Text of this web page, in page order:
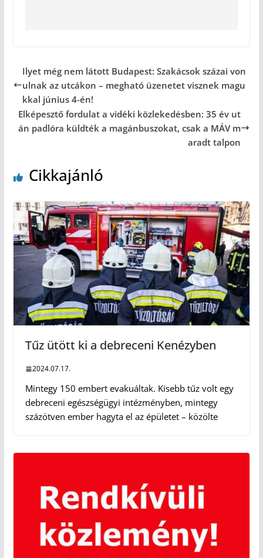
Ilyet még nem látott Budapest: Szakácsok százai von
ulnak az utcákon – megható üzenetet visznek magu
kkal június 4-én!
Elképesztő fordulat a vidéki közlekedésben: 35 év ut
án padlóra küldték a magánbuszokat, csak a MÁV m
aradt talpon
Cikkajánló
Tűz ütött ki a debreceni Kenézyben
2024.07.17.
Mintegy 150 embert evakuáltak. Kisebb tűz volt egy
debreceni egészségügyi intézményben, mintegy
százötven ember hagyta el az épületet – közölte